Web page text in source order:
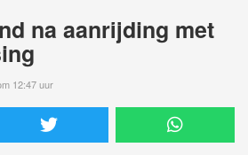
na aanrijding met
12:47 uur